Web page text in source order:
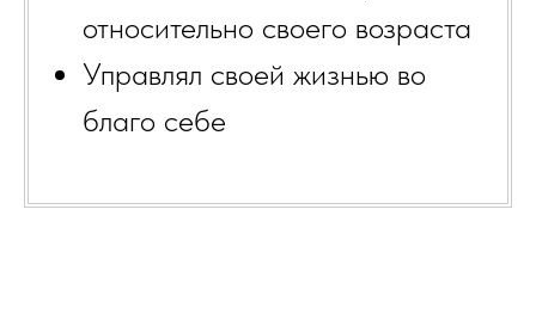
относительно своего возраста
Управлял своей жизнью во
благо себе